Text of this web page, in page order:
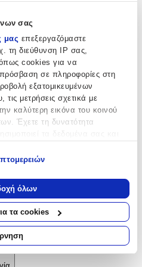
σας
μας επεξεργαζόμαστε
τη διεύθυνση IP σας,
cookies για να
σε πληροφορίες στη
εξατομικευμένων
τις μετρήσεις σχετικά με
καλύτερη εικόνα του κοινού
Έχετε τη δυνατότητα
σχετικά με τη γεωγραφική
να είναι ακριβείς σε
σας σαρώνοντας ενεργά
(δακτυλικό αποτύπωμα)
τον τρόπο επεξεργασίας των
τις προτιμήσεις σας
όλων
τα cookies
αξιολογήσεις. Όταν